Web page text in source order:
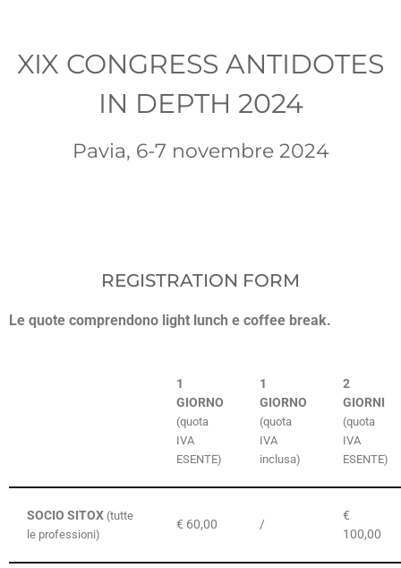
XIX CONGRESS ANTIDOTES
IN DEPTH 2024
Pavia, 6-7 novembre 2024
REGISTRATION FORM
Le quote comprendono light lunch e coffee break.
1
GIORNO
(quota
IVA
ESENTE)
1
GIORNO
(quota
IVA
inclusa)
2
GIORNI
(quota
IVA
ESENTE)
SOCIO SITOX (tutte
le professioni)
€ 60,00 /
€
100,00